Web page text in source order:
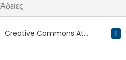
Άδειες
Creative Commons At... 1